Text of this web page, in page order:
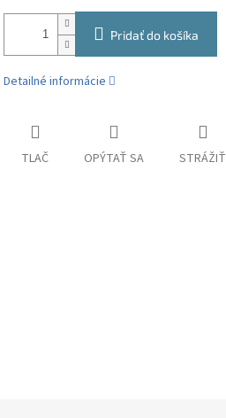
Pridať do košíka
Detailné informácie
TLAČ OPÝTAŤ SA STRÁŽIŤ